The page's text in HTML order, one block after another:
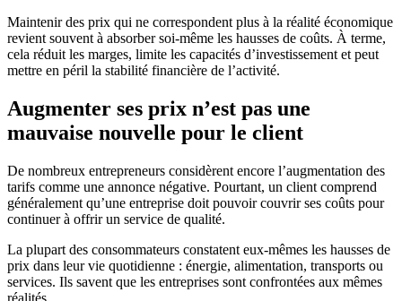
Maintenir des prix qui ne correspondent plus à la réalité économique
revient souvent à absorber soi-même les hausses de coûts. À terme,
cela réduit les marges, limite les capacités d’investissement et peut
mettre en péril la stabilité financière de l’activité.
Augmenter ses prix n’est pas une
mauvaise nouvelle pour le client
De nombreux entrepreneurs considèrent encore l’augmentation des
tarifs comme une annonce négative. Pourtant, un client comprend
généralement qu’une entreprise doit pouvoir couvrir ses coûts pour
continuer à offrir un service de qualité.
La plupart des consommateurs constatent eux-mêmes les hausses de
prix dans leur vie quotidienne : énergie, alimentation, transports ou
services. Ils savent que les entreprises sont confrontées aux mêmes
réalités.